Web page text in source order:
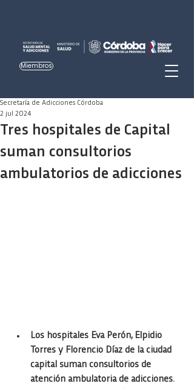
Miembros
Tres hospitales de Capital
suman consultorios
ambulatorios de adicciones
Secretaría de Adicciones Córdoba
2 jul 2024
Los hospitales Eva Perón, Elpidio
Torres y Florencio Díaz de la ciudad
capital suman consultorios de
atención ambulatoria de adicciones.